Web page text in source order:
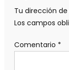
Tu dirección
Los campos
Comentario *